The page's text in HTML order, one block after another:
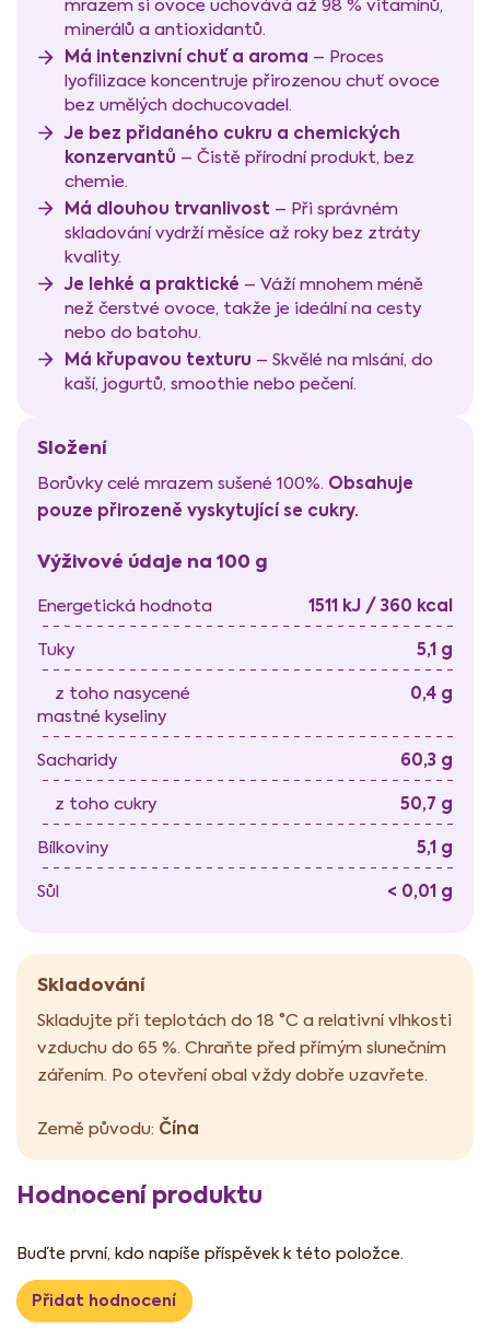
mrazem si ovoce uchovává až 98 % vitamínů,
minerálů a antioxidantů.
Má intenzivní chuť a aroma – Proces
lyofilizace koncentruje přirozenou chuť ovoce
bez umělých dochucovadel.
Je bez přidaného cukru a chemických
konzervantů – Čistě přírodní produkt, bez
chemie.
Má dlouhou trvanlivost – Při správném
skladování vydrží měsíce až roky bez ztráty
kvality.
Je lehké a praktické – Váží mnohem méně
než čerstvé ovoce, takže je ideální na cesty
nebo do batohu.
Má křupavou texturu – Skvělé na mlsání, do
kaší, jogurtů, smoothie nebo pečení.
Složení
Borůvky celé mrazem sušené 100%. Obsahuje
pouze přirozeně vyskytující se cukry.
Výživové údaje na 100 g
Energetická hodnota 1511 kJ / 360 kcal
Tuky 5,1 g
z toho nasycené
mastné kyseliny
0,4 g
Sacharidy 60,3 g
z toho cukry 50,7 g
Bílkoviny 5,1 g
Sůl < 0,01 g
Skladování
Skladujte při teplotách do 18 °C a relativní vlhkosti
vzduchu do 65 %. Chraňte před přímým slunečním
zářením. Po otevření obal vždy dobře uzavřete.
Země původu: Čína
Hodnocení produktu
Buďte první, kdo napíše příspěvek k této položce.
Přidat hodnocení